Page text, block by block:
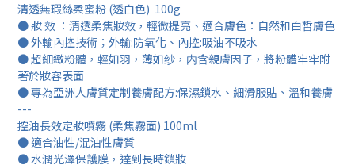
清透無瑕絲柔蜜粉 (透白色)  100g
● 妝 效 ：清透柔焦妝效，輕微提亮、適合膚色：自然和白皙膚色
● 外輸內控技術；外輸:防氧化、內控:吸油不吸水
● 超細緻粉體，輕如羽，薄如纱，内含親膚因子，將粉體牢牢附
著於妝容表面
● 專為亞洲人膚質定制養膚配方:保濕鎖水、細滑服貼、溫和養膚
---
控油長效定妝噴霧 (柔焦霧面) 100ml
● 適合油性/混油性膚質
● 水潤光澤保護膜，達到長時鎖妝